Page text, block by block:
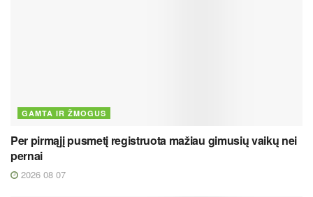
GAMTA IR ŽMOGUS
Per pirmąjį pusmetį registruota mažiau gimusių vaikų nei
pernai
2026 08 07